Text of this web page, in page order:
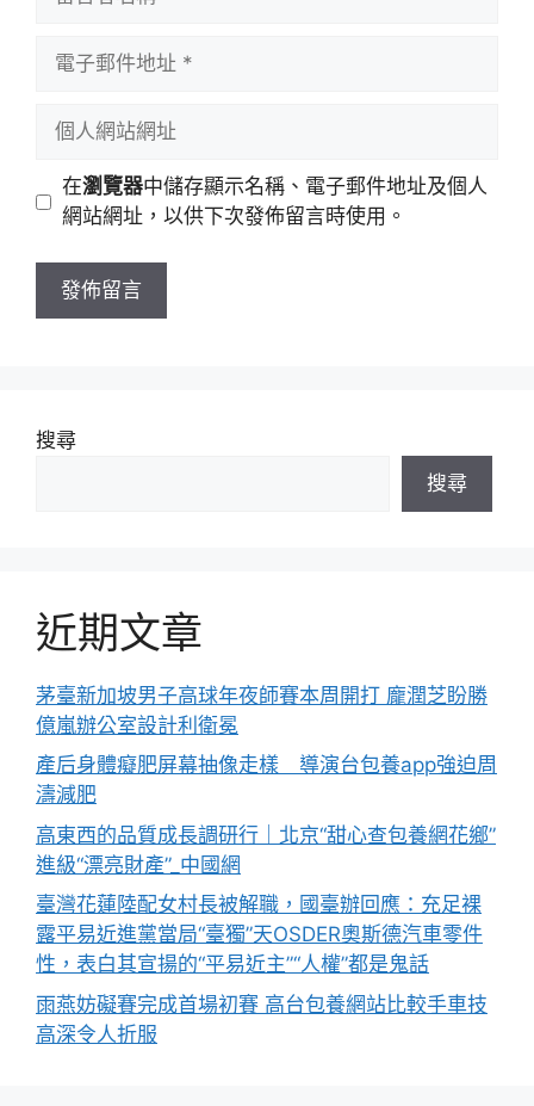
址
站
址
在瀏覽器中儲存顯示名稱、電子郵件地址及個人
網站網址，以供下次發佈留言時使用。
搜尋
搜尋
近期文章
茅臺新加坡男子高球年夜師賽本周開打 龐潤芝盼勝
億嵐辦公室設計利衛冕
產后身體癡肥屏幕抽像走樣 導演台包養app強迫周
濤減肥
高東西的品質成長調研行｜北京“甜心查包養網花鄉”
進級“漂亮財產”_中國網
臺灣花蓮陸配女村長被解職，國臺辦回應：充足裸
露平易近進黨當局“臺獨”天OSDER奧斯德汽車零件
性，表白其宣揚的“平易近主”“人權”都是鬼話
雨燕妨礙賽完成首場初賽 高台包養網站比較手車技
高深令人折服